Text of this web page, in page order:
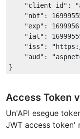
"client_id" :
"nbf" :
"exp" :
"iat" :
"iss" :
"aud" :
Access Token
Un'API esegue
JWT access token'